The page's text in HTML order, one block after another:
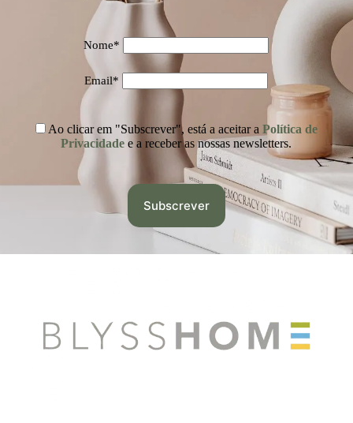
Nome*
Email*
Ao clicar em "Subscrever", está a aceitar a Política de
Privacidade e a receber as nossas newsletters.